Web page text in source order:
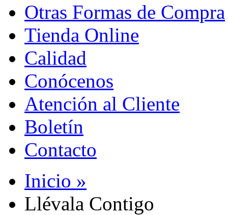
Otras Formas de Compra
Tienda Online
Calidad
Conócenos
Atención al Cliente
Boletín
Contacto
Inicio »
Llévala Contigo